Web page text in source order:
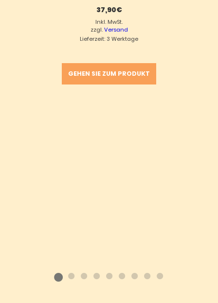
37,90€
Inkl. MwSt.
zzgl.Versand
Lieferzeit: 3 Werktage
GEHEN SIE ZUM PRODUKT